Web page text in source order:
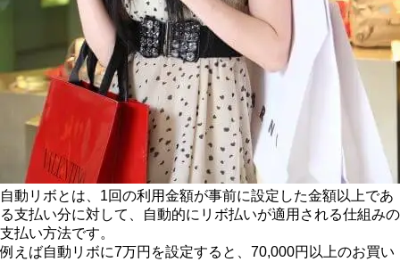
自動リボとは、1回の利用金額が事前に設定した金額以上であ
る支払い分に対して、自動的にリボ払いが適用される仕組みの
支払い方法です。
例えば自動リボに7万円を設定すると、70,000円以上のお買い